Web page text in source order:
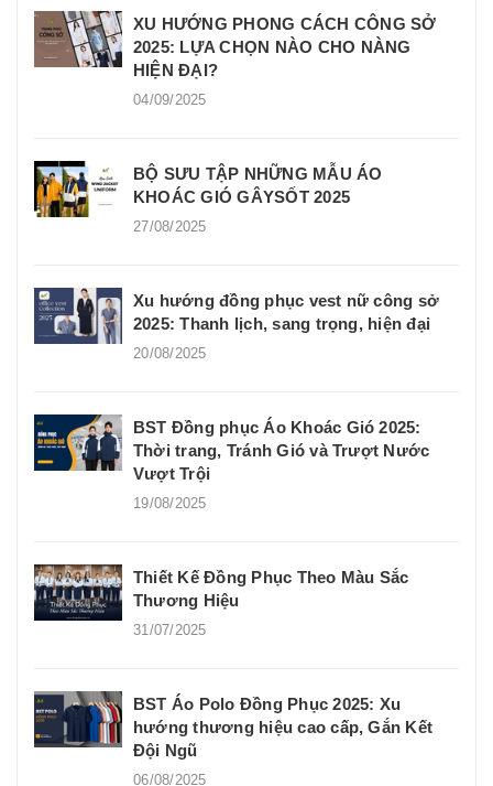
XU HƯỚNG PHONG CÁCH CÔNG SỞ
2025: LỰA CHỌN NÀO CHO NÀNG
HIỆN ĐẠI?
04/09/2025
BỘ SƯU TẬP NHỮNG MẪU ÁO
KHOÁC GIÓ GÂYSỐT 2025
27/08/2025
Xu hướng đồng phục vest nữ công sở
2025: Thanh lịch, sang trọng, hiện đại
20/08/2025
BST Đồng phục Áo Khoác Gió 2025:
Thời trang, Tránh Gió và Trượt Nước
Vượt Trội
19/08/2025
Thiết Kế Đồng Phục Theo Màu Sắc
Thương Hiệu
31/07/2025
BST Áo Polo Đồng Phục 2025: Xu
hướng thương hiệu cao cấp, Gắn Kết
Đội Ngũ
06/08/2025